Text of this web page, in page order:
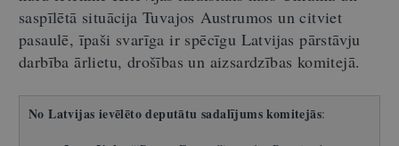
saspīlētā situācija Tuvajos Austrumos un citviet
pasaulē, īpaši svarīga ir spēcīgu Latvijas pārstāvju
darbība ārlietu, drošības un aizsardzības komitejā.
No Latvijas ievēlēto deputātu sadalījums komitejās: